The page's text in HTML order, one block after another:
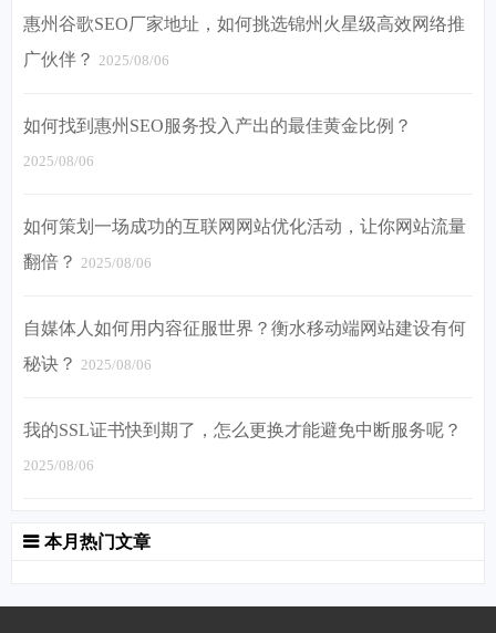
惠州谷歌SEO厂家地址，如何挑选锦州火星级高效网络推
广伙伴？ 2025/08/06
如何找到惠州SEO服务投入产出的最佳黄金比例？
2025/08/06
如何策划一场成功的互联网网站优化活动，让你网站流量
翻倍？ 2025/08/06
自媒体人如何用内容征服世界？衡水移动端网站建设有何
秘诀？ 2025/08/06
我的SSL证书快到期了，怎么更换才能避免中断服务呢？
2025/08/06
本月热门文章